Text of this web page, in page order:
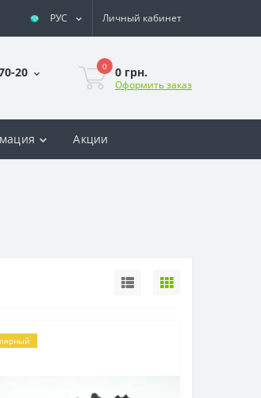
РУС Личный кабинет
20 0 0 грн.
Оформить заказ
Акции